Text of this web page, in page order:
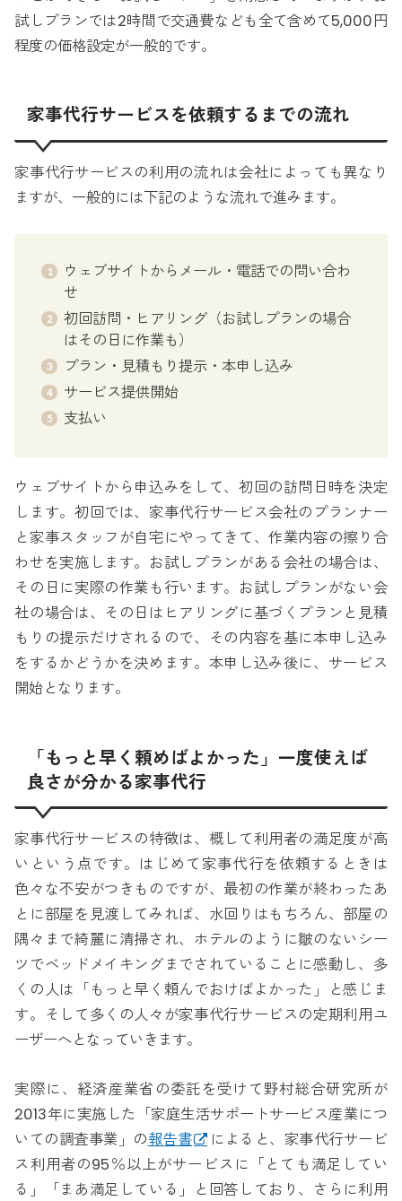
試しプランでは2時間で交通費なども全て含めて5,000円
程度の価格設定が一般的です。
家事代行サービスを依頼するまでの流れ
家事代行サービスの利用の流れは会社によっても異なり
ますが、一般的には下記のような流れで進みます。
ウェブサイトからメール・電話での問い合わ
せ
初回訪問・ヒアリング（お試しプランの場合
はその日に作業も）
プラン・見積もり提示・本申し込み
サービス提供開始
支払い
ウェブサイトから申込みをして、初回の訪問日時を決定
します。初回では、家事代行サービス会社のプランナー
と家事スタッフが自宅にやってきて、作業内容の擦り合
わせを実施します。お試しプランがある会社の場合は、
その日に実際の作業も行います。お試しプランがない会
社の場合は、その日はヒアリングに基づくプランと見積
もりの提示だけされるので、その内容を基に本申し込み
をするかどうかを決めます。本申し込み後に、サービス
開始となります。
「もっと早く頼めばよかった」一度使えば
良さが分かる家事代行
家事代行サービスの特徴は、概して利用者の満足度が高
いという点です。はじめて家事代行を依頼するときは
色々な不安がつきものですが、最初の作業が終わったあ
とに部屋を見渡してみれば、水回りはもちろん、部屋の
隅々まで綺麗に清掃され、ホテルのように皺のないシー
ツでベッドメイキングまでされていることに感動し、多
くの人は「もっと早く頼んでおけばよかった」と感じま
す。そして多くの人々が家事代行サービスの定期利用ユ
ーザーへとなっていきます。
実際に、経済産業省の委託を受けて野村総合研究所が
2013年に実施した「家庭生活サポートサービス産業につ
いての調査事業」の報告書
によると、家事代行サービ
ス利用者の95％以上がサービスに「とても満足してい
る」「まあ満足している」と回答しており、さらに利用